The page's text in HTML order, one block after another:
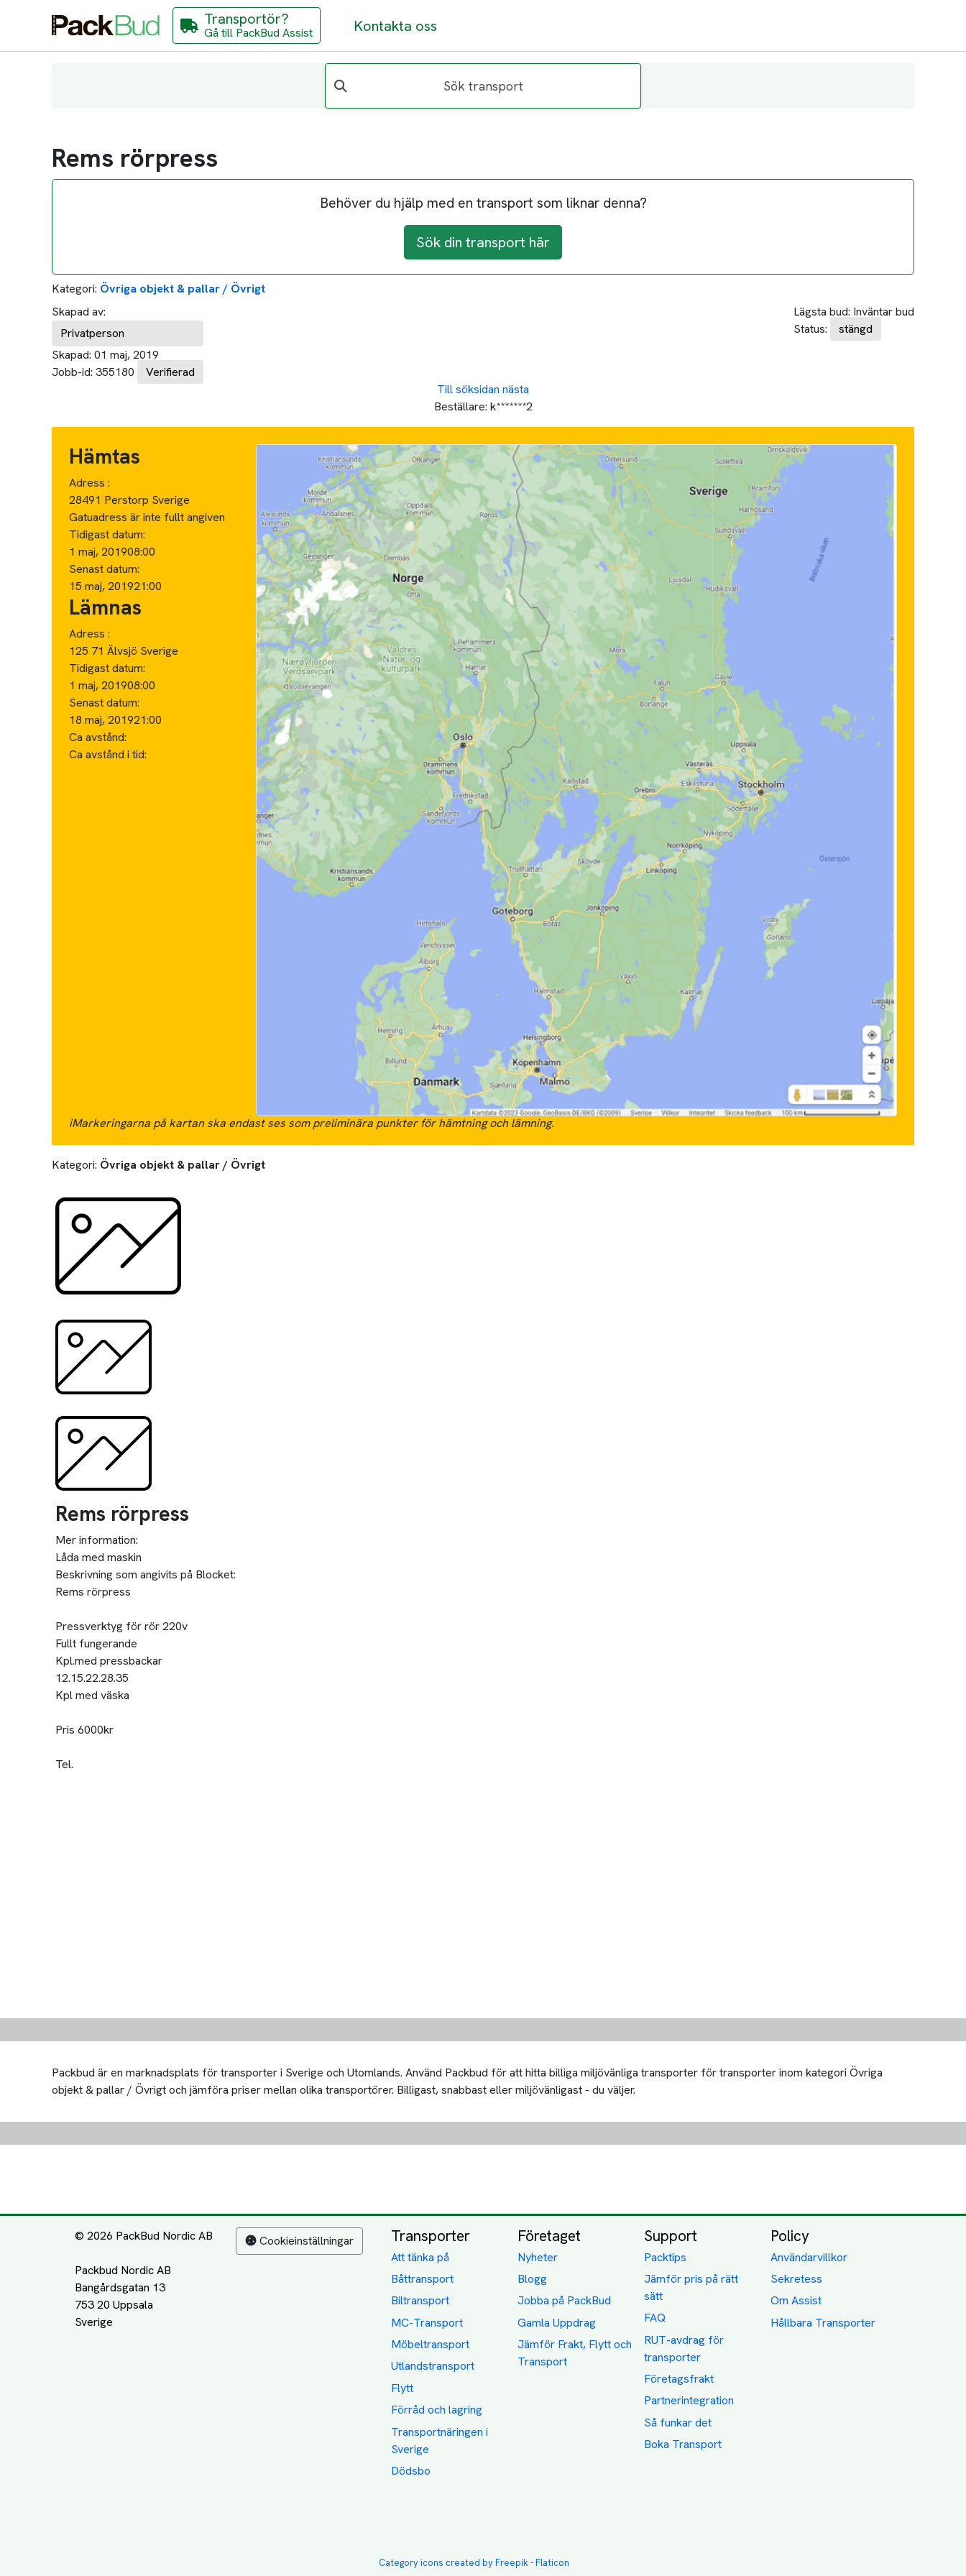
Transportör?
Gå till PackBud Assist Kontakta oss
Sök transport
Rems rörpress
Behöver du hjälp med en transport som liknar denna?
Sök din transport här
Kategori: Övriga objekt & pallar / Övrigt
Skapad av:
Privatperson
Skapad: 01 maj, 2019
Jobb-id: 355180 Verifierad
Lägsta bud: Inväntar bud
Status:
stängd
Till söksidan nästa
Beställare: k*******2
Hämtas
Adress :
28491 Perstorp Sverige
Gatuadress är inte fullt angiven
Tidigast datum:
1 maj, 201908:00
Senast datum:
15 maj, 201921:00
Lämnas
Adress :
125 71 Älvsjö Sverige
Tidigast datum:
1 maj, 201908:00
Senast datum:
18 maj, 201921:00
Ca avstånd:
Ca avstånd i tid:
iMarkeringarna på kartan ska endast ses som preliminära punkter för hämtning och lämning.
Kategori: Övriga objekt & pallar / Övrigt
Rems rörpress
Mer information:
Låda med maskin
Beskrivning som angivits på Blocket:
Rems rörpress
Pressverktyg för rör 220v
Fullt fungerande
Kpl.med pressbackar
12.15.22.28.35
Kpl med väska
Pris 6000kr
Tel.
Packbud är en marknadsplats för transporter i Sverige och Utomlands. Använd Packbud för att hitta billiga miljövänliga transporter för transporter inom kategori Övriga
objekt & pallar / Övrigt och jämföra priser mellan olika transportörer. Billigast, snabbast eller miljövänligast - du väljer.
© 2026 PackBud Nordic AB
Packbud Nordic AB
Bangårdsgatan 13
753 20 Uppsala
Cookieinställningar Transporter
Att tänka på
Båttransport
Biltransport
MC-Transport
Möbeltransport
Utlandstransport
Flytt
Förråd och lagring
Transportnäringen i
Sverige
Dödsbo
Företaget
Nyheter
Blogg
Jobba på PackBud
Gamla Uppdrag
Jämför Frakt, Flytt och
Transport
Support
Packtips
Jämför pris på rätt
sätt
FAQ
RUT-avdrag för
transporter
Företagsfrakt
Partnerintegration
Så funkar det
Boka Transport
Policy
Användarvillkor
Sekretess
Om Assist
Hållbara Transporter
Category icons created by Freepik - Flaticon